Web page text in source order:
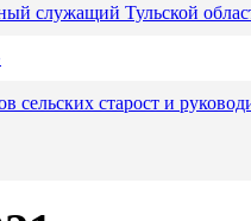
служащий Тульской
старост и